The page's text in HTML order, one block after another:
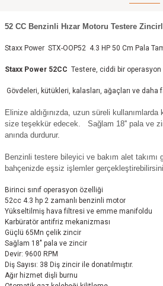
52 CC Benzinli Hızar Motoru Testere
Staxx Power STX-OOP52 4.3 HP 50 Cm Pala
Staxx Power 52CC Testere, ciddi bir operasyon
Gövdeleri, kütükleri, kalasları, ağaçları ve daha
Elinize aldığınızda, uzun süreli
size teşekkür edecek. Sağlam 18'' pala ve
anında durdurur.
Benzinli testere bileyici ve bakım alet
bahçenizde eşsiz işlemler
Birinci sınıf operasyon özelliği
52cc 4.3 hp 2 zamanlı benzinli motor
Yükseltilmiş hava filtresi ve emme manifoldu
Karbüratör antifriz mekanizması
Güçlü 65Mn çelik zincir
Sağlam 18" pala ve zincir
Devir: 9600 RPM
Diş Sayısı: 38 Diş zincir ile donatılmıştır.
Ağır hizmet dişli burnu